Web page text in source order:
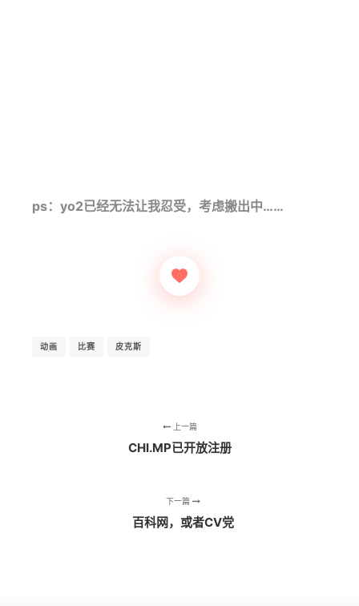
ps：yo2已经无法让我忍受，考虑搬出中……
动画 比赛 皮克斯
上一篇
CHI.MP已开放注册
下一篇
百科网，或者CV党